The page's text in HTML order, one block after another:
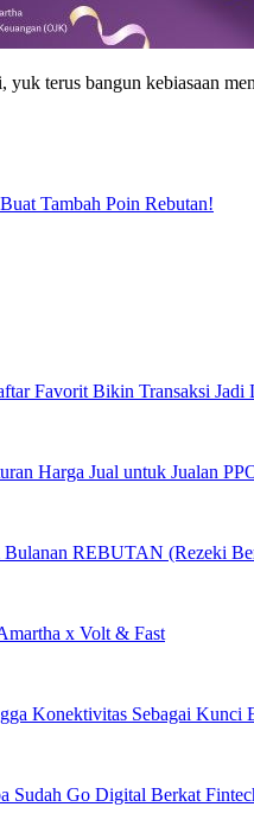
terus bangun kebiasaan
Tambah Poin Rebutan!
Favorit Bikin Transaksi Jadi
Harga Jual untuk Jualan
REBUTAN (Rezeki
x Volt & Fast
Konektivitas Sebagai Kunci
Sudah Go Digital Berkat